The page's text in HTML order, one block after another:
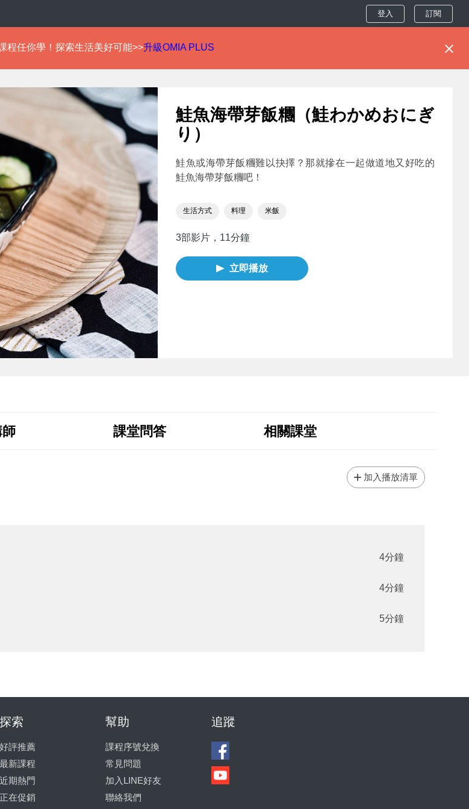
登入 訂閱
程任你學！探索生活美好可能>>升級OMIA PLUS
鮭魚海帶芽飯糰（鮭わかめおにぎ
り）
鮭魚或海帶芽飯糰難以抉擇？那就摻在一起做道地又好吃的
鮭魚海帶芽飯糰吧！
生活方式 料理 米飯
3部影片，11分鐘
立即播放
課堂問答 相關課堂
加入播放清單
4分鐘
4分鐘
5分鐘
探索
好評推薦
最新課程
近期熱門
正在促銷
幫助
課程序號兌換
常見問題
加入LINE好友
聯絡我們
追蹤